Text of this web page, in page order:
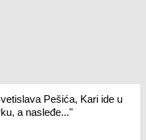
Pešića, Kari ide u
a nasleđe..."